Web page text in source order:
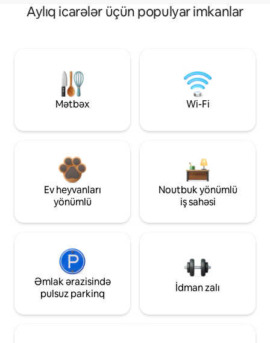
Aylıq icarələr üçün populyar imkanlar
Mətbəx Wi-Fi
Ev heyvanları
yönümlü
Noutbuk yönümlü
iş sahəsi
Əmlak ərazisində
pulsuz parkinq
İdman zalı